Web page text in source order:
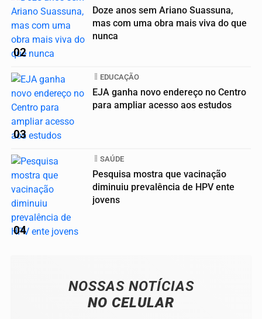
02
Doze anos sem Ariano Suassuna,
mas com uma obra mais viva do que
nunca
03
EDUCAÇÃO
EJA ganha novo endereço no Centro
para ampliar acesso aos estudos
04
SAÚDE
Pesquisa mostra que vacinação
diminuiu prevalência de HPV ente
jovens
NOSSAS NOTÍCIAS
NO CELULAR